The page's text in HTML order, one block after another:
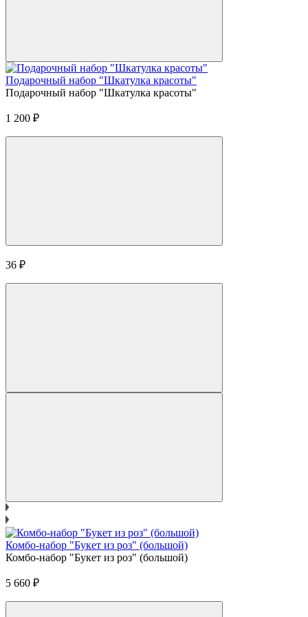
Подарочный набор "Шкатулка красоты"
Подарочный набор "Шкатулка красоты"
1 200 ₽
36 ₽
Комбо-набор "Букет из роз" (большой)
Комбо-набор "Букет из роз" (большой)
5 660 ₽